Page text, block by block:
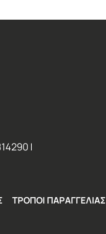
Ι
ΤΡΟΠΟΙ ΠΑΡΑΓΓΕΛΙΑΣ